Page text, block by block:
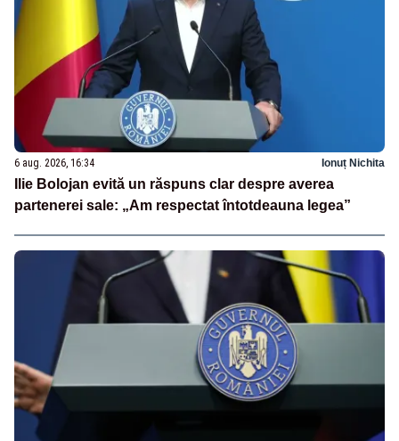
6 aug. 2026, 16:34 Ionuț Nichita
Ilie Bolojan evită un răspuns clar despre averea
partenerei sale: „Am respectat întotdeauna legea”